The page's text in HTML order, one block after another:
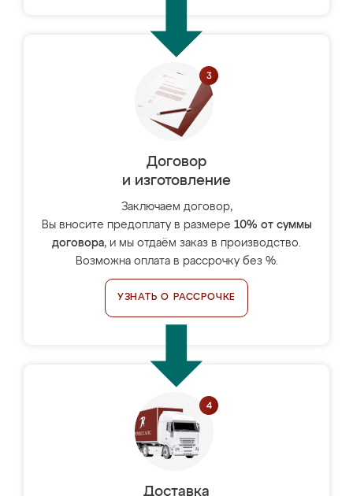
Договор
и изготовление
Заключаем договор,
Вы вносите предоплату в размере 10% от суммы
договора, и мы отдаём заказ в производство.
Возможна оплата в рассрочку без %.
УЗНАТЬ О РАССРОЧКЕ
Доставка